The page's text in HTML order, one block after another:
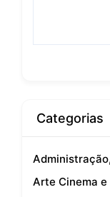
Categorias
Arte Cinema